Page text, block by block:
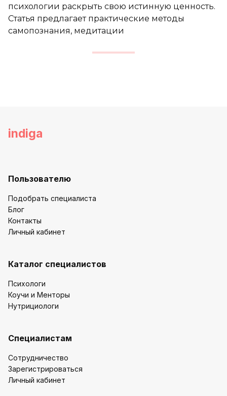
психологии раскрыть свою истинную ценность.
Статья предлагает практические методы
самопознания, медитации
indiga
Пользователю
Подобрать специалиста
Блог
Контакты
Личный кабинет
Каталог специалистов
Психологи
Коучи и Менторы
Нутрициологи
Специалистам
Сотрудничество
Зарегистрироваться
Личный кабинет